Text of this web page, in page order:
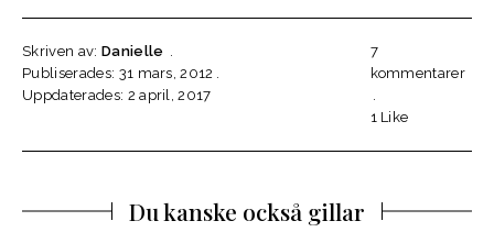
Skriven av: Danielle
Publiserades: 31 mars, 2012
Uppdaterades: 2 april, 2017
7
kommentarer
1 Like
Du kanske också gillar